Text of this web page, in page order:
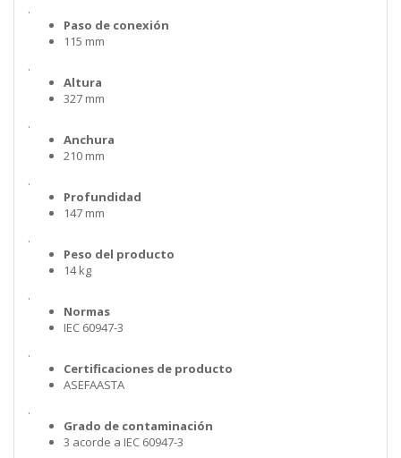
.
Paso de conexión
115 mm
.
Altura
327 mm
.
Anchura
210 mm
.
Profundidad
147 mm
.
Peso del producto
14 kg
.
Normas
IEC 60947-3
.
Certificaciones de producto
ASEFAASTA
.
Grado de contaminación
3 acorde a IEC 60947-3